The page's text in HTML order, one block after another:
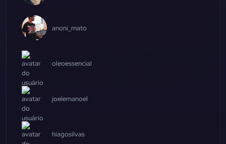
anoni_mato
oleoessencial
joelemanoel
hiagosilvas